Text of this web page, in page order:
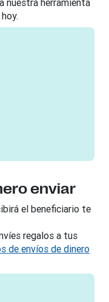
nuestra herramienta
hoy.
enviar
el beneficiario te
regalos a tus
de envíos de dinero